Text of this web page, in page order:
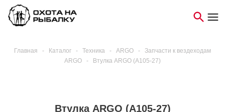
Главная - Каталог - Техника - ARGO -
Запчасти к вездеходам
ARGO
- Втулка ARGO (A105-27)
Втулка ARGO (A105-27)